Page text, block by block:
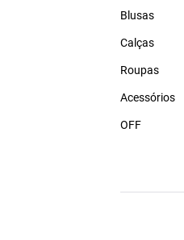
Blusas
Calças
Roupas
Acessórios
OFF